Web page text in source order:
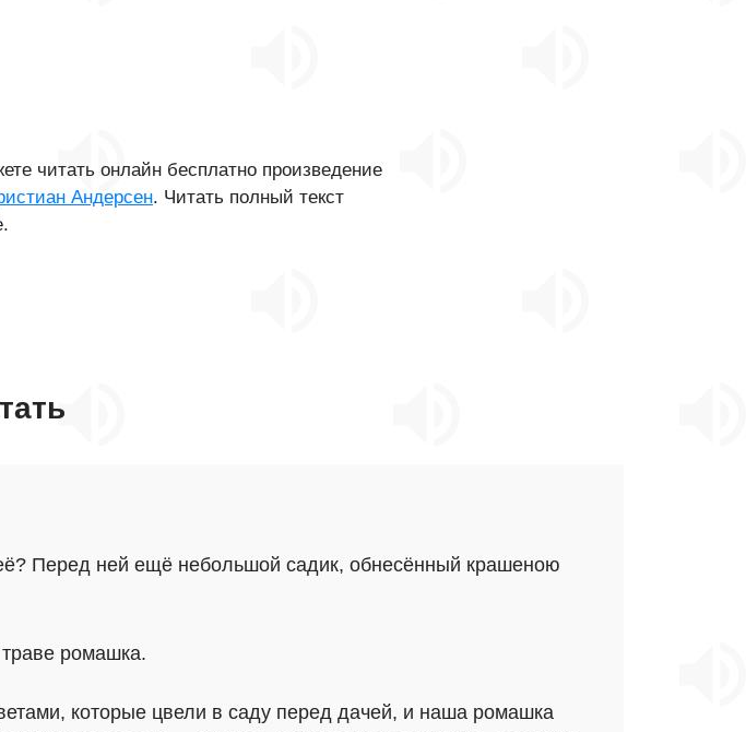
читать онлайн бесплатно произведение
Андерсен. Читать полный текст
Перед ней ещё небольшой садик, обнесённый крашеною
ромашка.
которые цвели в саду перед дачей, и наша ромашка